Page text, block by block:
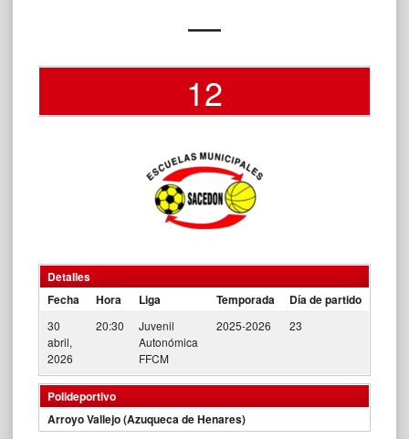
—
12
Detalles
Fecha
Hora Liga Temporada Día de partido
30
abril,
2026
20:30
Juvenil
Autonómica
FFCM
2025-2026 23
Polideportivo
Arroyo Vallejo (Azuqueca de Henares)